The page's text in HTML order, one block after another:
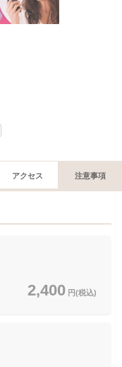
アクセス 注意事項
2,400 円(税込)